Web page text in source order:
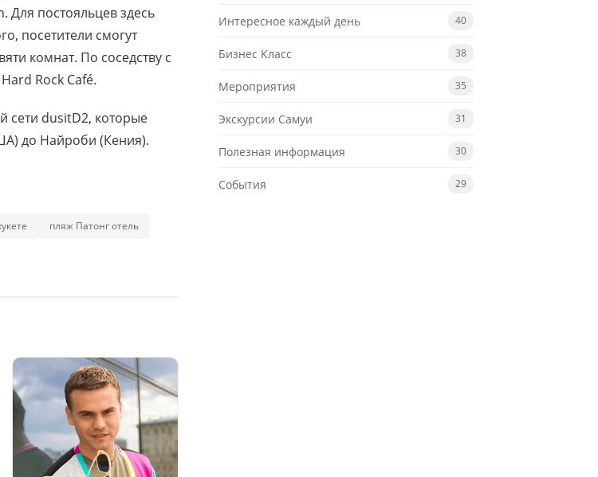
Для постояльцев здесь
посетители смогут
комнат. По соседству с
Rock Café.
сети dusitD2, которые
до Найроби (Кения).
пляж Патонг отель
Интересное каждый день 40
Бизнес Класс 38
Мероприятия 35
Экскурсии Самуи 31
Полезная информация 30
События 29